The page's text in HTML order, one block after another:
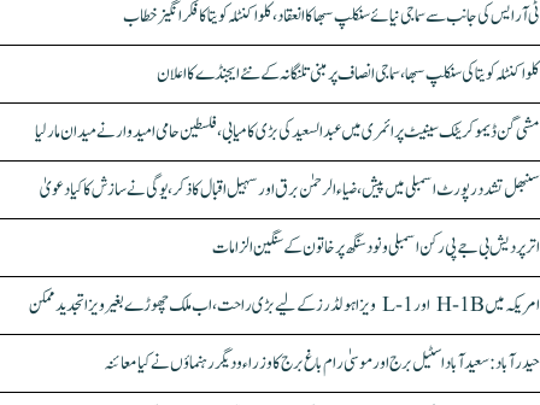
ٹی آر ایس کی جانب سے سماجی نیائے سنکلپ سبھا کا انعقاد، کلواکنٹلہ کویتا کا فکر انگیز خطاب
کلواکنٹلہ کویتا کی سنکلپ سبھا، سماجی انصاف پر مبنی تلنگانہ کے نئے ایجنڈے کا اعلان
مشی گن ڈیموکریٹک سینیٹ پرائمری میں عبدالسعید کی بڑی کامیابی، فلسطین حامی امیدوار نے میدان مار لیا
سنبھل تشدد رپورٹ اسمبلی میں پیش، ضیاء الرحمٰن برق اور سہیل اقبال کا ذکر، یوگی نے سازش کا کیا دعویٰ
اتر پردیش بی جے پی رکن اسمبلی ونود سنگھ پر خاتون کے سنگین الزامات
امریکہ میں H-1B اور L-1 ویزا ہولڈرز کے لیے بڑی راحت، اب ملک چھوڑے بغیر ویزا تجدید ممکن
حیدرآباد: سعیدآباد اسٹیل برج اور موسیٰ رام باغ برج کا وزراء و دیگر رہنماؤں نے کیا معائنہ